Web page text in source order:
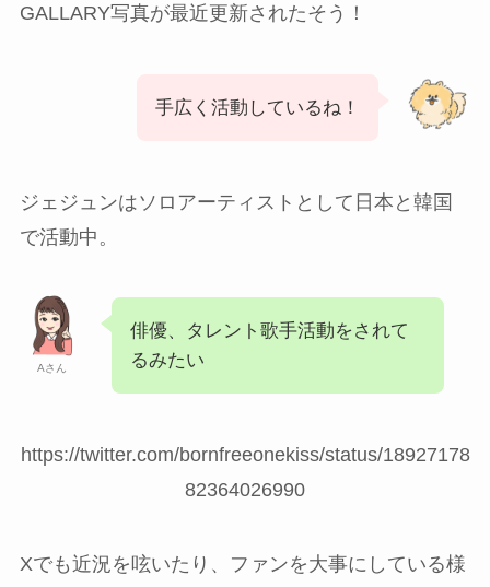
GALLARY写真が最近更新されたそう！
手広く活動しているね！
ジェジュンはソロアーティストとして日本と韓国
で活動中。
Aさん
俳優、タレント歌手活動をされて
るみたい
https://twitter.com/bornfreeonekiss/status/18927178
82364026990
Xでも近況を呟いたり、ファンを大事にしている様